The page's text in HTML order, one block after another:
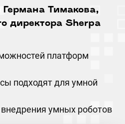
Германа Тимакова,
директора Sherpa
платформ
подходят для умной
умных роботов